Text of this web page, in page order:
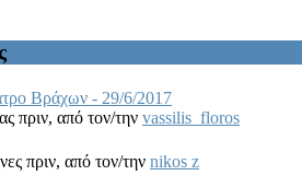
Βράχων - 29/6/2017
πριν, από τον/την vassilis_floros
πριν, από τον/την nikos z